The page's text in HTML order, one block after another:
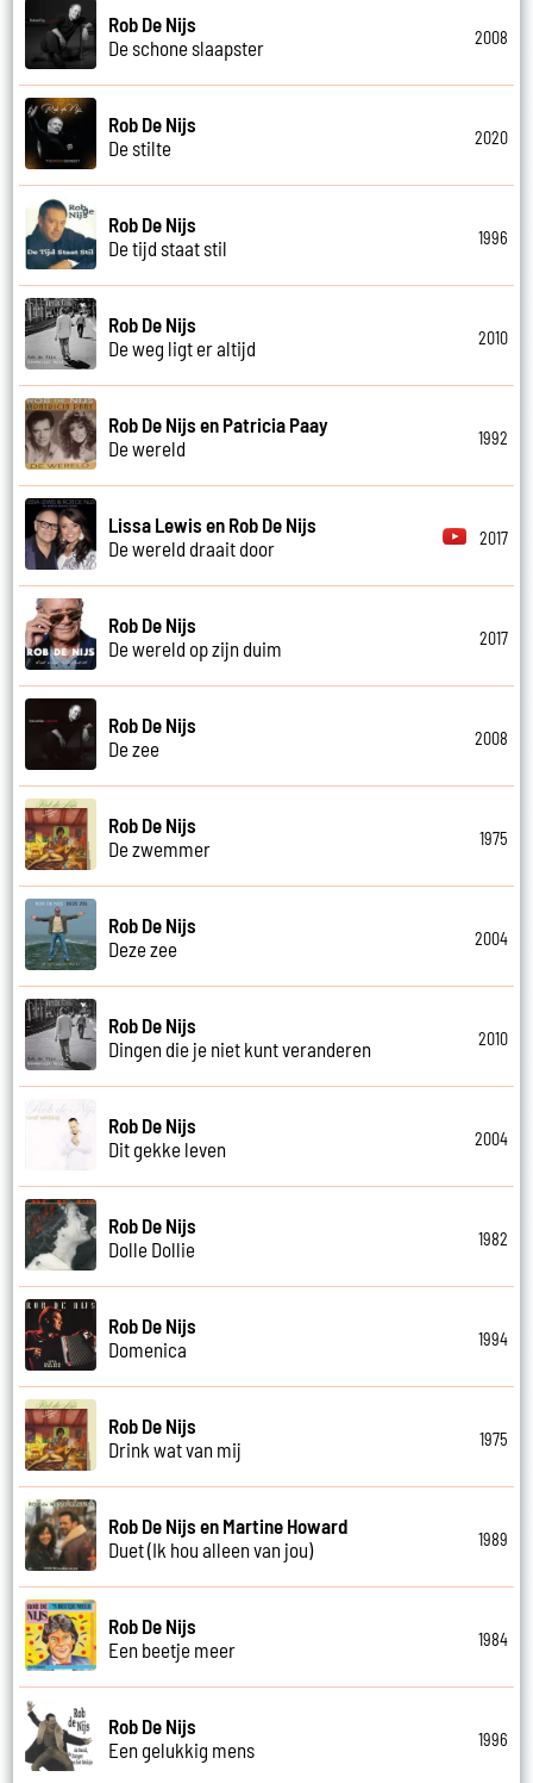
Rob De Nijs
De schone slaapster
2008
Rob De Nijs
De stilte
2020
Rob De Nijs
De tijd staat stil
1996
Rob De Nijs
De weg ligt er altijd
2010
Rob De Nijs en Patricia Paay
De wereld
1992
Lissa Lewis en Rob De Nijs
De wereld draait door
2017
Rob De Nijs
De wereld op zijn duim
2017
Rob De Nijs
De zee
2008
Rob De Nijs
De zwemmer
1975
Rob De Nijs
Deze zee
2004
Rob De Nijs
Dingen die je niet kunt veranderen
2010
Rob De Nijs
Dit gekke leven
2004
Rob De Nijs
Dolle Dollie
1982
Rob De Nijs
Domenica
1994
Rob De Nijs
Drink wat van mij
1975
Rob De Nijs en Martine Howard
Duet (Ik hou alleen van jou)
1989
Rob De Nijs
Een beetje meer
1984
Rob De Nijs
Een gelukkig mens
1996